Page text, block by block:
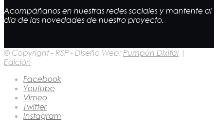
Acompáñanos en nuestras redes sociales y mantente al
día de las novedades de nuestro proyecto.
© Copyright - RSP - Diseño Web: Pumpún Dixital |
Edición
Facebook
Youtube
Vimeo
Twitter
Instagram